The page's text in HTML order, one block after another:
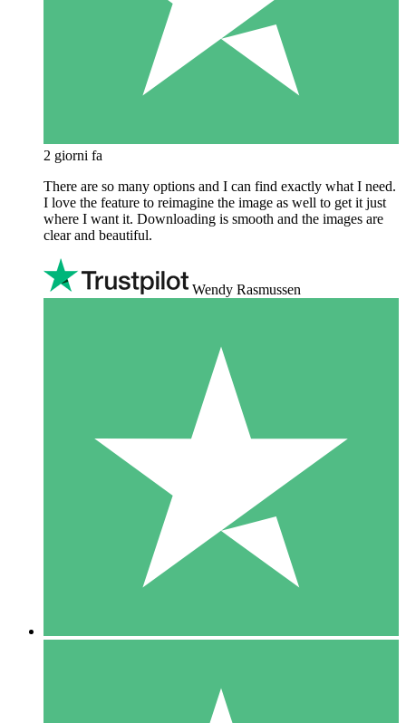
2 giorni fa
There are so many options and I can find exactly what I need.
I love the feature to reimagine the image as well to get it just
where I want it. Downloading is smooth and the images are
clear and beautiful.
Wendy Rasmussen